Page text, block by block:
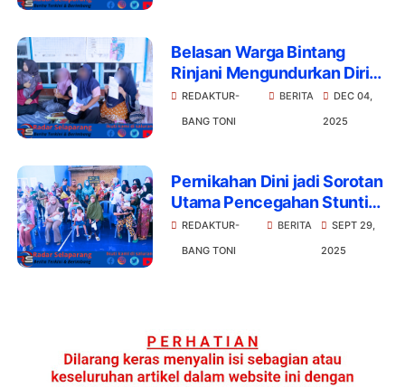
Belasan Warga Bintang
Rinjani Mengundurkan Diri
dari PKH, Tunjukkan
Kesadaran Sosial yang
REDAKTUR-
BANG TONI
BERITA
DEC 04,
2025
Pernikahan Dini jadi Sorotan
Utama Pencegahan Stunting
di Sambelia
REDAKTUR-
BANG TONI
BERITA
SEPT 29,
2025